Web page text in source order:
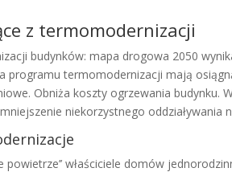
z termomodernizacji
budynków: mapa drogowa 2050
programu termomodernizacji mają
Obniża koszty ogrzewania budynku.
niekorzystnego oddziaływania
powietrze’’ właściciele domów